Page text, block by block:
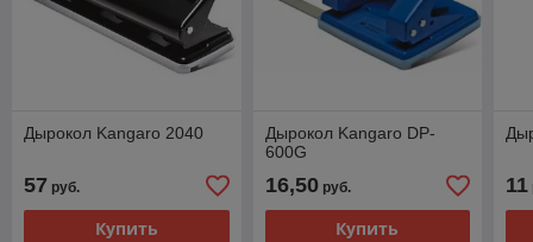
Дырокол Kangaro 2040
57 руб.
Купить
Дырокол Kangaro DP-
600G
16,50руб.
Купить
11